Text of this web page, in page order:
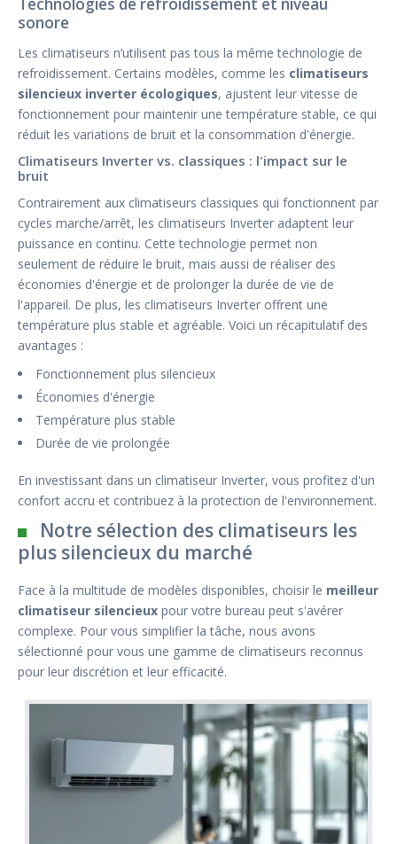
Technologies de refroidissement et niveau
sonore
Les climatiseurs n’utilisent pas tous la même technologie de
refroidissement. Certains modèles, comme les climatiseurs
silencieux inverter écologiques, ajustent leur vitesse de
fonctionnement pour maintenir une température stable, ce qui
réduit les variations de bruit et la consommation d'énergie.
Climatiseurs Inverter vs. classiques : l'impact sur le
bruit
Contrairement aux climatiseurs classiques qui fonctionnent par
cycles marche/arrêt, les climatiseurs Inverter adaptent leur
puissance en continu. Cette technologie permet non
seulement de réduire le bruit, mais aussi de réaliser des
économies d'énergie et de prolonger la durée de vie de
l'appareil. De plus, les climatiseurs Inverter offrent une
température plus stable et agréable. Voici un récapitulatif des
avantages :
Fonctionnement plus silencieux
Économies d'énergie
Température plus stable
Durée de vie prolongée
En investissant dans un climatiseur Inverter, vous profitez d'un
confort accru et contribuez à la protection de l'environnement.
Notre sélection des climatiseurs les
plus silencieux du marché
Face à la multitude de modèles disponibles, choisir le meilleur
climatiseur silencieux pour votre bureau peut s'avérer
complexe. Pour vous simplifier la tâche, nous avons
sélectionné pour vous une gamme de climatiseurs reconnus
pour leur discrétion et leur efficacité.